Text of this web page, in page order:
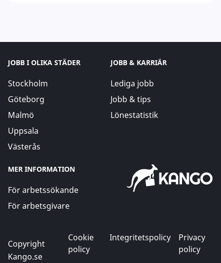
JOBB I OLIKA STÄDER
Stockholm
Göteborg
Malmö
Uppsala
Västerås
JOBB & KARRIÄR
Lediga jobb
Jobb & tips
Lönestatistik
MER INFORMATION
För arbetssökande
För arbetsgivare
Copyright
Kango.se
Cookie
policy
Integritetspolicy
Privacy
policy